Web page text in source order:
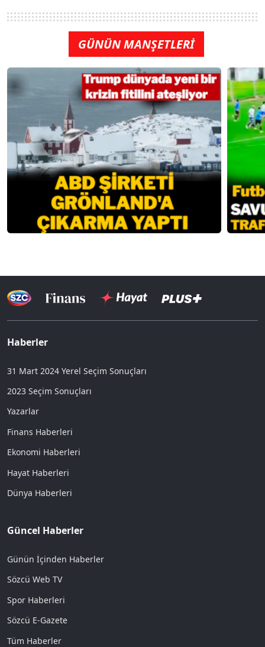
GÜNÜN MANŞETLERİ
Haberler
31 Mart 2024 Yerel Seçim Sonuçları
2023 Seçim Sonuçları
Yazarlar
Finans Haberleri
Ekonomi Haberleri
Hayat Haberleri
Dünya Haberleri
Güncel Haberler
Günün İçinden Haberler
Sözcü Web TV
Spor Haberleri
Sözcü E-Gazete
Tüm Haberler